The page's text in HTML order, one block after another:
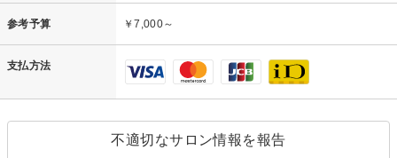
参考予算 ￥7,000～
支払方法
不適切なサロン情報を報告